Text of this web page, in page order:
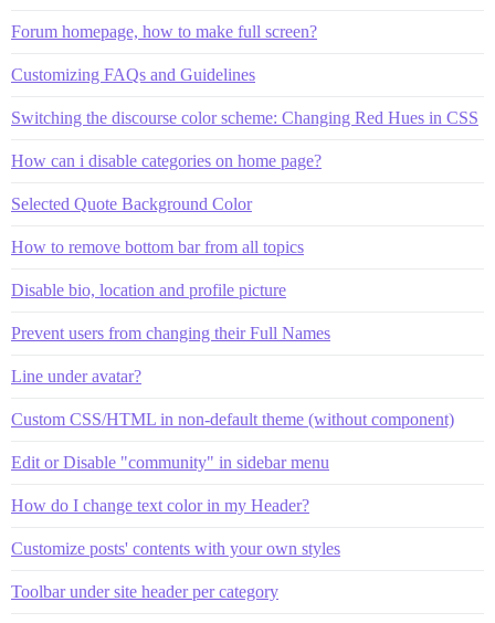
Forum homepage, how to make full screen?
Customizing FAQs and Guidelines
Switching the discourse color scheme: Changing Red Hues in CSS
How can i disable categories on home page?
Selected Quote Background Color
How to remove bottom bar from all topics
Disable bio, location and profile picture
Prevent users from changing their Full Names
Line under avatar?
Custom CSS/HTML in non-default theme (without component)
Edit or Disable "community" in sidebar menu
How do I change text color in my Header?
Customize posts' contents with your own styles
Toolbar under site header per category